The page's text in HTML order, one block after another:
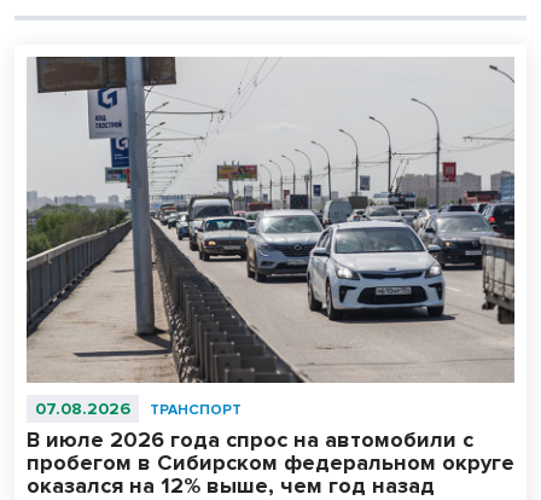
07.08.2026 ТРАНСПОРТ
В июле 2026 года спрос на автомобили с
пробегом в Сибирском федеральном округе
оказался на 12% выше, чем год назад